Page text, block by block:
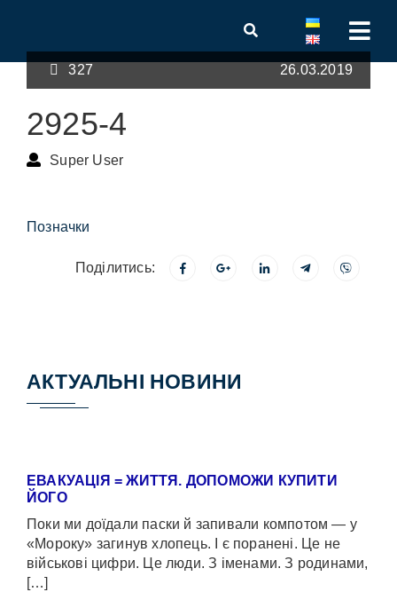
327 26.03.2019
2925-4
Super User
Позначки
Поділитись:
АКТУАЛЬНІ НОВИНИ
ЕВАКУАЦІЯ = ЖИТТЯ. ДОПОМОЖИ КУПИТИ
ЙОГО
Поки ми доїдали паски й запивали компотом — у
«Мороку» загинув хлопець. І є поранені. Це не
військові цифри. Це люди. З іменами. З родинами,
[…]